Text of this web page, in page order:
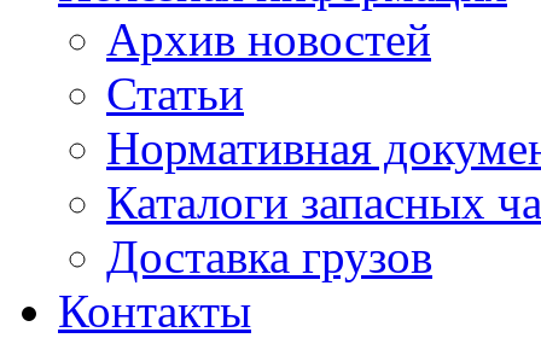
Архив новостей
Статьи
Нормативная
Каталоги запасных
Доставка грузов
Контакты